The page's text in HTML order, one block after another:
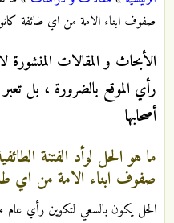
الإشعاع
الإسلامي
أنت هنا
صفوف ابناء الامة من اي طائفة
الأبحاث و المقالات المنشورة
رأي الموقع بالضرورة ، بل
أصحابها
ما هو الحل لوأد الفتنة
صفوف ابناء الامة من اي
الحل يكون بالسعي لتكوين رأي عام